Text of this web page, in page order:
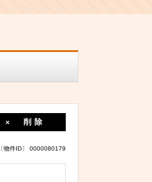
削除
〔物件ID〕 0000080179